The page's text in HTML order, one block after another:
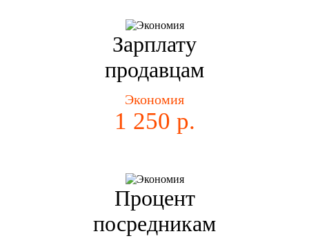
Зарплату
продавцам
Экономия
1 250 р.
Процент
посредникам